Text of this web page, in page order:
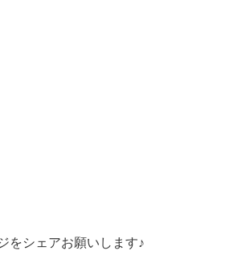
をシェアお願いします♪︎